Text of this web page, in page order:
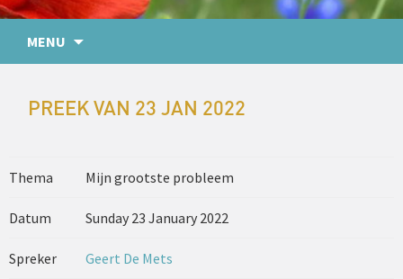
MENU
PREEK VAN 23 JAN 2022
Thema Mijn grootste probleem
Datum Sunday 23 January 2022
Spreker Geert De Mets